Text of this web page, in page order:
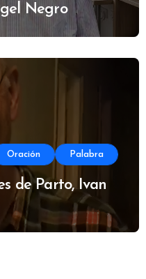
Negro
Oración Palabra
de Parto, Ivan